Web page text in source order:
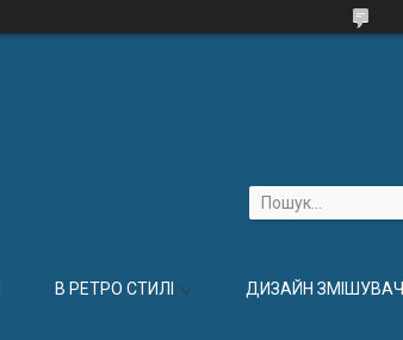
В РЕТРО СТИЛІ ДИЗАЙН ЗМІШУВАЧІ